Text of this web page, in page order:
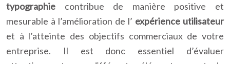
typographie contribue de manière positive et
mesurable à l’amélioration de l’ expérience utilisateur
et à l’atteinte des objectifs commerciaux de votre
entreprise. Il est donc essentiel d’évaluer